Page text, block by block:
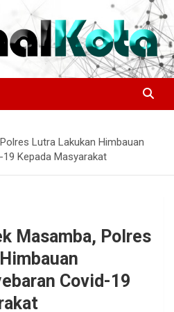
Internasional Terkini
Lutra Lakukan Himbauan
Kepada Masyarakat
Masamba, Polres
Covid-19